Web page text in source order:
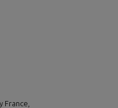
France,